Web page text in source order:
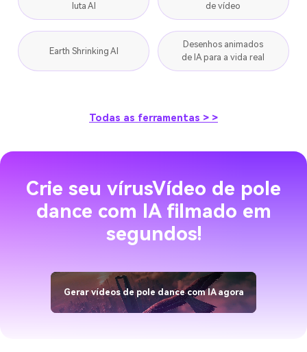
luta AI
de vídeo
Earth Shrinking AI
Desenhos animados
de IA para a vida real
Todas as ferramentas > >
Crie seu vírusVídeo de pole
dance com IA filmado em
segundos!
Gerar vídeos de pole dance com IA agora